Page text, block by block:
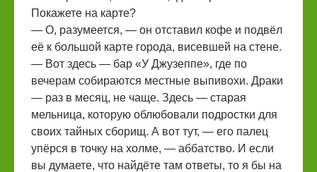
Покажете на карте?
— О, разумеется, — он отставил кофе и подвёл
её к большой карте города, висевшей на стене.
— Вот здесь — бар «У Джузеппе», где по
вечерам собираются местные выпивохи. Драки
— раз в месяц, не чаще. Здесь — старая
мельница, которую облюбовали подростки для
своих тайных сборищ. А вот тут, — его палец
упёрся в точку на холме, — аббатство. И если
вы думаете, что найдёте там ответы, то я бы на